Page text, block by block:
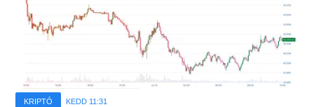
KRIPTÓ KEDD 11:31